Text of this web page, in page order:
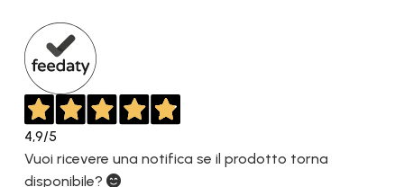
4,9/5
Vuoi ricevere una notifica se il prodotto torna
disponibile?